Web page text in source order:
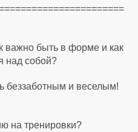
важно быть в форме и как
над собой?
беззаботным и веселым!
на тренировки?